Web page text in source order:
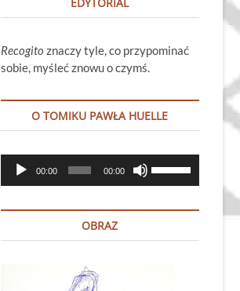
Recogito znaczy tyle, co przypominać
sobie, myśleć znowu o czymś.
O TOMIKU PAWŁA HUELLE
Odtwarzacz
plików
00:00 00:00
góry
OBRAZ